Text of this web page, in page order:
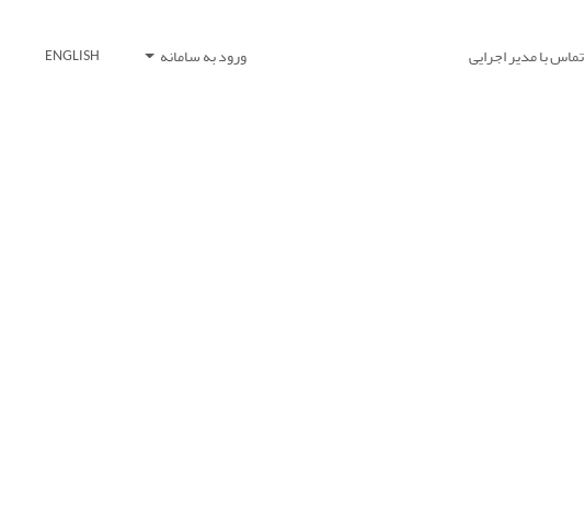
تماس با مدیر اجرایی ورود به سامانه ENGLISH